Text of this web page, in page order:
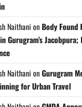
Naithani on Body
Gurugram’s
Naithani onGurugram
for Urban Travel